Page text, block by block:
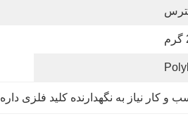
و کار نیاز به نگهدارنده کلید فلزی داره